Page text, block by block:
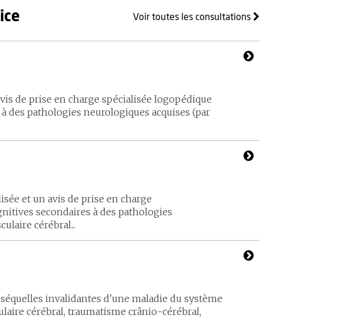
Voir toutes les consultations
de prise en charge spécialisée logopédique
des pathologies neurologiques acquises (par
et un avis de prise en charge
secondaires à des pathologies
cérébral...
invalidantes d'une maladie du système
cérébral, traumatisme crânio-cérébral,